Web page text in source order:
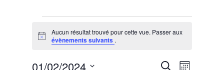
Notice
Aucun résultat trouvé pour cette vue. Passer aux
évènements suivants .
Recherche
01/02/2024